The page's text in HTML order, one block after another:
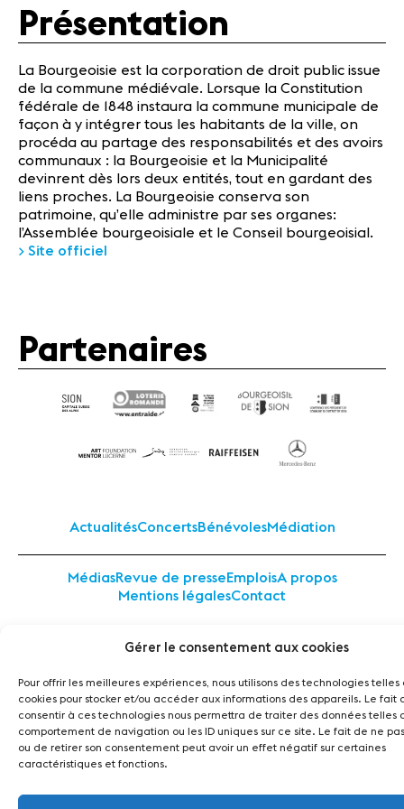
Gérer le consentement aux cookies
Pour offrir les meilleures expériences, nous utilisons des technologies telles
cookies pour stocker et/ou accéder aux informations des appareils. Le fait
consentir à ces technologies nous permettra de traiter des données telles
comportement de navigation ou les ID uniques sur ce site. Le fait de ne
ou de retirer son consentement peut avoir un effet négatif sur certaines
caractéristiques et fonctions.
Actualités
Partenaires
Actualités
Concerts
Bénévoles
Médiation
Médias
Revue de
légales
Contact
Présentation
La Bourgeoisie est la corporation de droit public issue
de la commune médiévale. Lorsque la Constitution
fédérale de 1848 instaura la commune municipale de
façon à y intégrer tous les habitants de la ville, on
procéda au partage des responsabilités et des avoirs
communaux : la Bourgeoisie et la Municipalité
devinrent dès lors deux entités, tout en gardant des
liens proches. La Bourgeoisie conserva son
patrimoine, qu’elle administre par ses organes:
l’Assemblée bourgeoisiale et le Conseil bourgeoisial.
> Site officiel
Partenaires
ActualitésConcertsBénévolesMédiation
MédiasRevue de presseEmploisA propos
Mentions légalesContact
Fondation Sion Violon Musique - Rue du Rawil 47 -
design et developpement :agence Si | Studio-irresistible - Paris